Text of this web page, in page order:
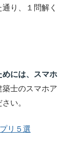
り、１問解く
には、スマホ
士のスマホア
い。
リ５選